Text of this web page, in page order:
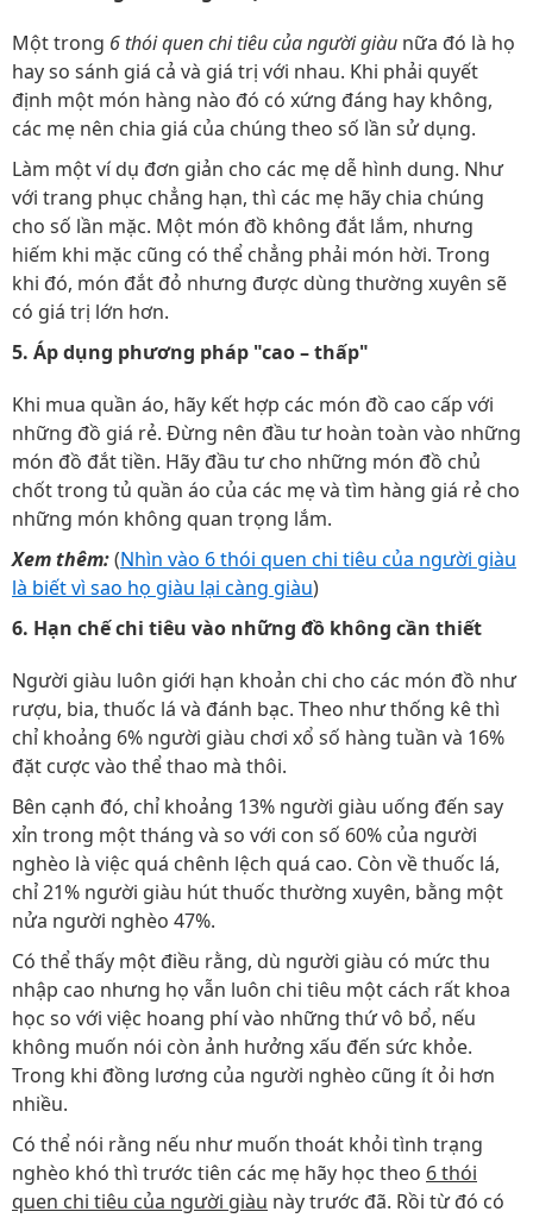
Một trong 6 thói quen chi tiêu của người giàu nữa đó là họ
hay so sánh giá cả và giá trị với nhau. Khi phải quyết
định một món hàng nào đó có xứng đáng hay không,
các mẹ nên chia giá của chúng theo số lần sử dụng.
Làm một ví dụ đơn giản cho các mẹ dễ hình dung. Như
với trang phục chẳng hạn, thì các mẹ hãy chia chúng
cho số lần mặc. Một món đồ không đắt lắm, nhưng
hiếm khi mặc cũng có thể chẳng phải món hời. Trong
khi đó, món đắt đỏ nhưng được dùng thường xuyên sẽ
có giá trị lớn hơn.
5. Áp dụng phương pháp "cao – thấp"
Khi mua quần áo, hãy kết hợp các món đồ cao cấp với
những đồ giá rẻ. Đừng nên đầu tư hoàn toàn vào những
món đồ đắt tiền. Hãy đầu tư cho những món đồ chủ
chốt trong tủ quần áo của các mẹ và tìm hàng giá rẻ cho
những món không quan trọng lắm.
Xem thêm:(Nhìn vào 6 thói quen chi tiêu của người giàu
là biết vì sao họ giàu lại càng giàu)
6. Hạn chế chi tiêu vào những đồ không cần thiết
Người giàu luôn giới hạn khoản chi cho các món đồ như
rượu, bia, thuốc lá và đánh bạc. Theo như thống kê thì
chỉ khoảng 6% người giàu chơi xổ số hàng tuần và 16%
đặt cược vào thể thao mà thôi.
Bên cạnh đó, chỉ khoảng 13% người giàu uống đến say
xỉn trong một tháng và so với con số 60% của người
nghèo là việc quá chênh lệch quá cao. Còn về thuốc lá,
chỉ 21% người giàu hút thuốc thường xuyên, bằng một
nửa người nghèo 47%.
Có thể thấy một điều rằng, dù người giàu có mức thu
nhập cao nhưng họ vẫn luôn chi tiêu một cách rất khoa
học so với việc hoang phí vào những thứ vô bổ, nếu
không muốn nói còn ảnh hưởng xấu đến sức khỏe.
Trong khi đồng lương của người nghèo cũng ít ỏi hơn
nhiều.
Có thể nói rằng nếu như muốn thoát khỏi tình trạng
nghèo khó thì trước tiên các mẹ hãy học theo 6 thói
quen chi tiêu của người giàu này trước đã. Rồi từ đó có